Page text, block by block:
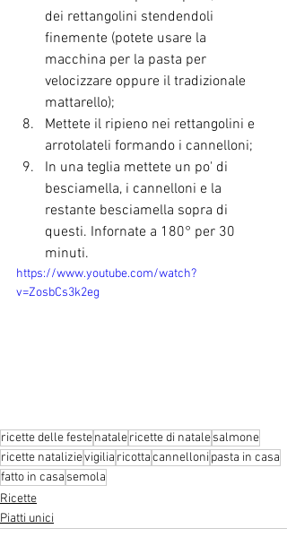
dei rettangolini stendendoli
finemente (potete usare la
macchina per la pasta per
velocizzare oppure il tradizionale
mattarello);
Mettete il ripieno nei rettangolini e
arrotolateli formando i cannelloni;
In una teglia mettete un po' di
besciamella, i cannelloni e la
restante besciamella sopra di
questi. Infornate a 180° per 30
minuti.
https://www.youtube.com/watch?
v=ZosbCs3k2eg
ricette delle festenatalericette di natalesalmone
ricette natalizievigilia ricottacannelloni pasta in casa
fatto in casa semola
Ricette
Piatti unici